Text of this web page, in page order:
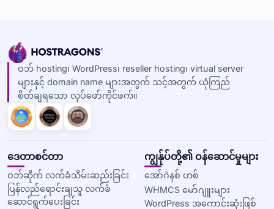
ဝဘ် hosting၊ WordPress၊ reseller hosting၊ virtual server
များနှင့် domain name များအတွက် သင့်အတွက် ယုံကြည်
စိတ်ချရသော လုပ်ဖော်ကိုင်ဖက်။
ဒေတာစင်တာ
ဝဘ်ဆိုက် လက်ခံသိမ်းဆည်းခြင်း
ပြန်လည်ရောင်းချသူ လက်ခံ
ဆောင်ရွက်ပေးခြင်း
ကျွန်ုပ်တို့၏ ဝန်ဆောင်မှုများ
အော်ဂဲနစ် ဟစ်
WHMCS မော်ဂျူးများ
WordPress အကောင်းဆုံးဖြစ်